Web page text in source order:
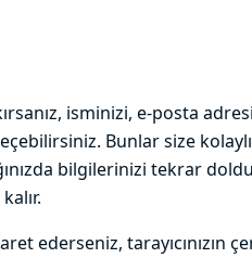
isminizi, e-posta
Bunlar size
bilgilerinizi tekrar
ederseniz,